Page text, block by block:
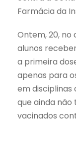
Farmácia da
Ontem, 20, no
alunos
a primeira
apenas para
em disciplinas
que ainda não
vacinados